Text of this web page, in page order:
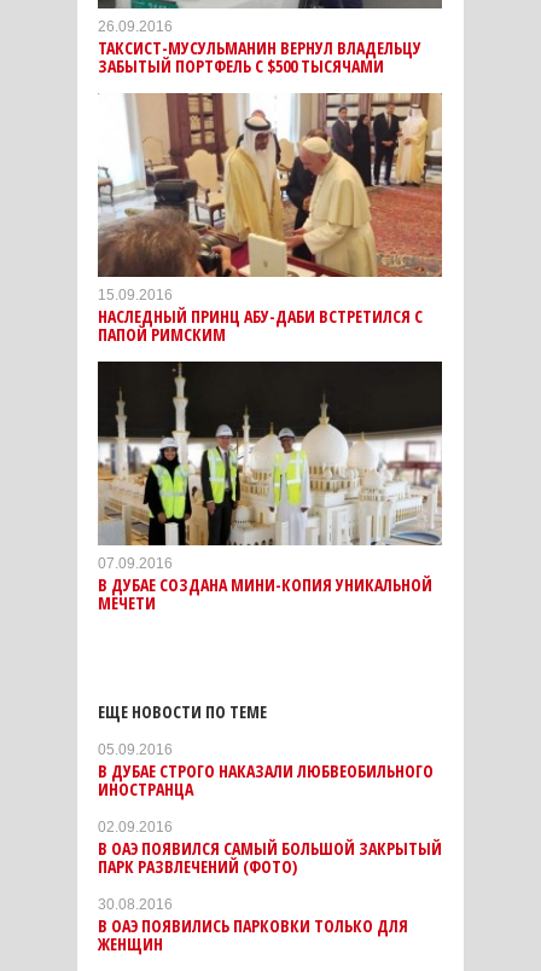
26.09.2016
ТАКСИСТ-МУСУЛЬМАНИН ВЕРНУЛ ВЛАДЕЛЬЦУ
ЗАБЫТЫЙ ПОРТФЕЛЬ С $500 ТЫСЯЧАМИ
15.09.2016
НАСЛЕДНЫЙ ПРИНЦ АБУ-ДАБИ ВСТРЕТИЛСЯ С
ПАПОЙ РИМСКИМ
07.09.2016
В ДУБАЕ СОЗДАНА МИНИ-КОПИЯ УНИКАЛЬНОЙ
МЕЧЕТИ
ЕЩЕ НОВОСТИ ПО ТЕМЕ
05.09.2016
В ДУБАЕ СТРОГО НАКАЗАЛИ ЛЮБВЕОБИЛЬНОГО
ИНОСТРАНЦА
02.09.2016
В ОАЭ ПОЯВИЛСЯ САМЫЙ БОЛЬШОЙ ЗАКРЫТЫЙ
ПАРК РАЗВЛЕЧЕНИЙ (ФОТО)
30.08.2016
В ОАЭ ПОЯВИЛИСЬ ПАРКОВКИ ТОЛЬКО ДЛЯ
ЖЕНЩИН